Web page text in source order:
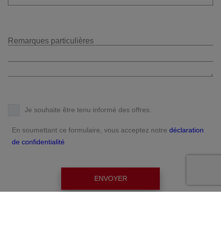
Je souhaite être tenu informé des offres.
En soumettant ce formulaire, vous acceptez notre déclaration
de confidentialité
ENVOYER